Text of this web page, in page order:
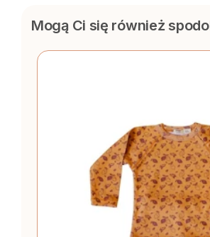
Mogą Ci się również